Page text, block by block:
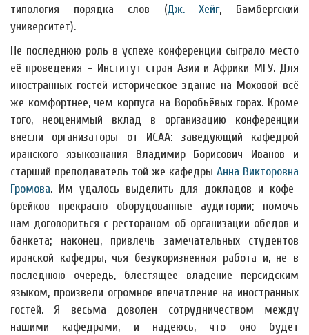
типология порядка слов (Дж. Хейг, Бамбергский
университет).
Не последнюю роль в успехе конференции сыграло место
её проведения – Институт стран Азии и Африки МГУ. Для
иностранных гостей историческое здание на Моховой всё
же комфортнее, чем корпуса на Воробьёвых горах. Кроме
того, неоценимый вклад в организацию конференции
внесли организаторы от ИСАА: заведующий кафедрой
иранского языкознания Владимир Борисович Иванов и
старший преподаватель той же кафедры Анна Викторовна
Громова. Им удалось выделить для докладов и кофе-
брейков прекрасно оборудованные аудитории; помочь
нам договориться с рестораном об организации обедов и
банкета; наконец, привлечь замечательных студентов
иранской кафедры, чья безукоризненная работа и, не в
последнюю очередь, блестящее владение персидским
языком, произвели огромное впечатление на иностранных
гостей. Я весьма доволен сотрудничеством между
нашими кафедрами, и надеюсь, что оно будет